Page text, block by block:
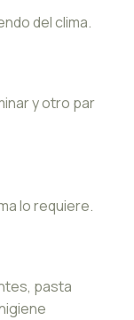
del clima.
y otro par
lo requiere.
pasta